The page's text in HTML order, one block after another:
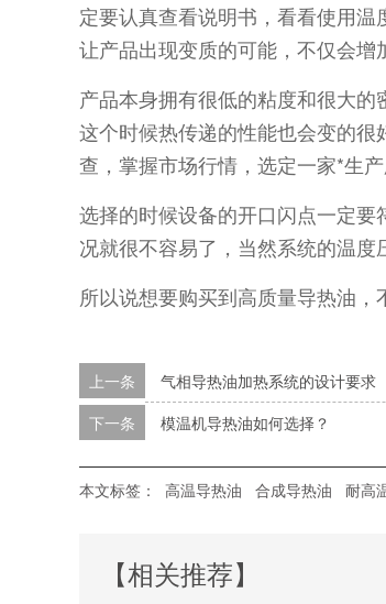
定要认真查看说明书，看看使用
让产品出现变质的可能，不仅会增
产品本身拥有很低的粘度和很大
这个时候热传递的性能也会变的
查，掌握市场行情，选定一家*生
选择的时候设备的开口闪点一定
况就很不容易了，当然系统的温度
所以说想要购买到高质量导热油
上一条
气相导热油加热系统的设计要求
下一条 模温机导热油如何选择？
本文标签： 高温导热油 合成导热油 耐高
【相关推荐】